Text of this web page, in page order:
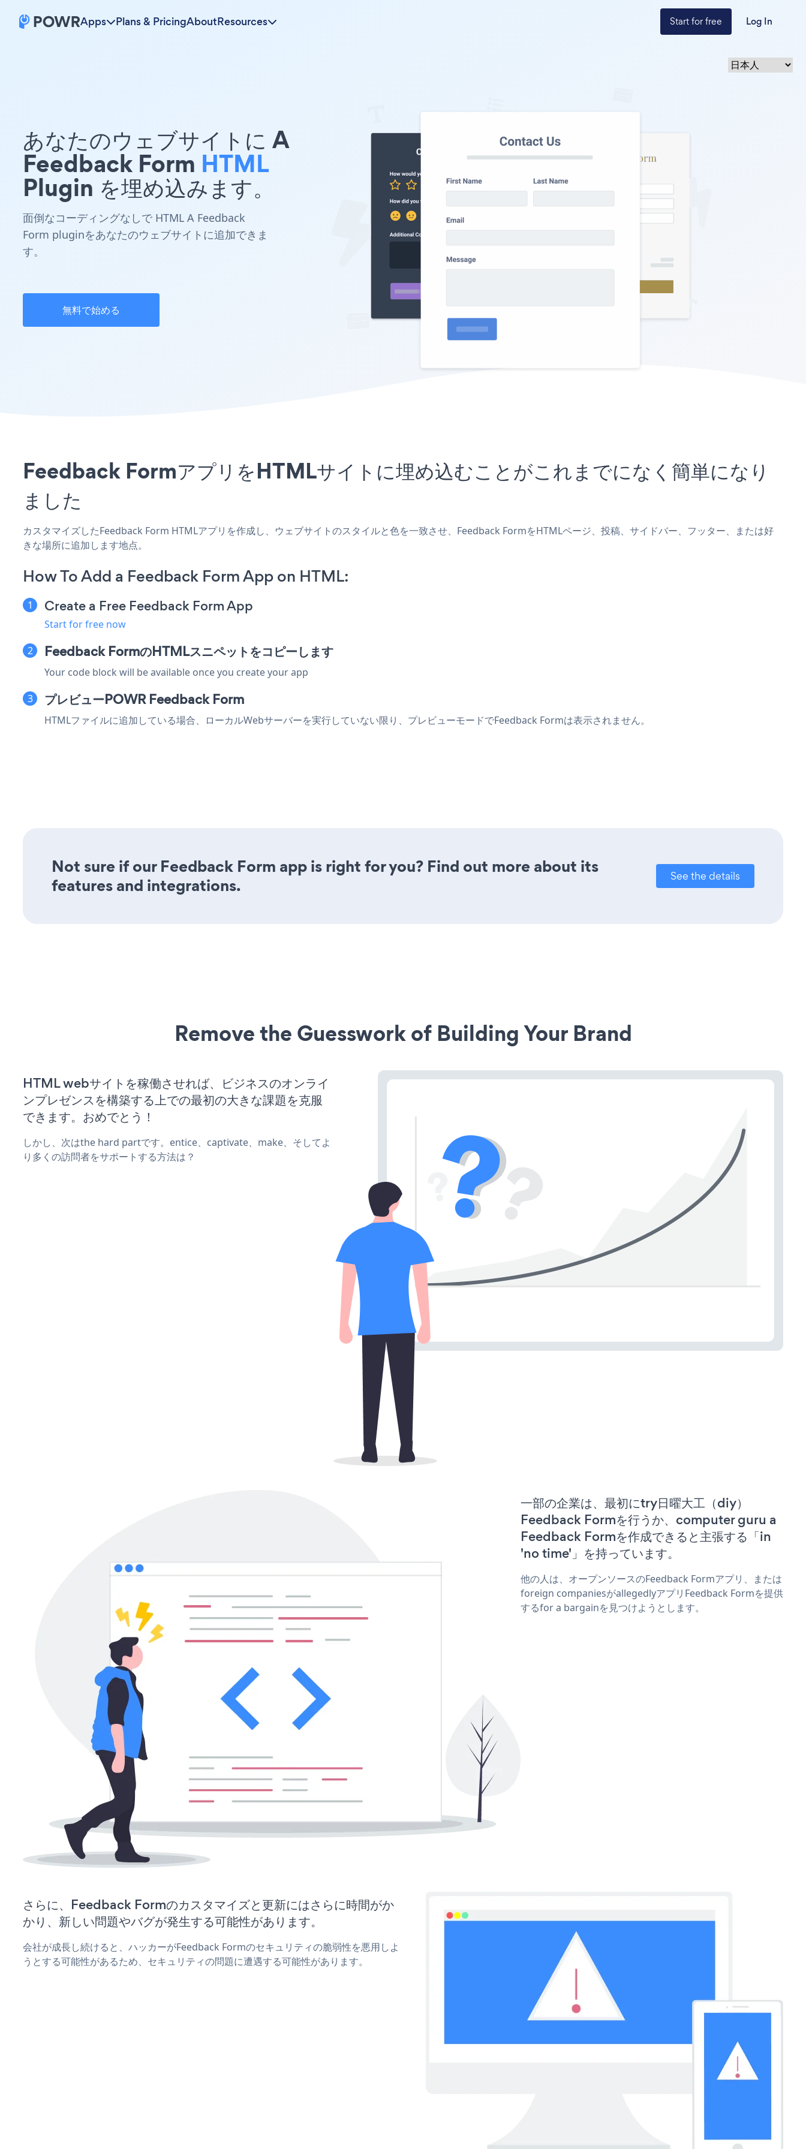
Apps Plans & PricingAboutResources Start for free Log In
あなたのウェブサイトに A
Feedback Form HTML
Plugin を埋め込みます。
面倒なコーディングなしで HTML A Feedback
Form pluginをあなたのウェブサイトに追加できま
す。
無料で始める
Feedback FormアプリをHTMLサイトに埋め込むことがこれまでになく簡単になり
ました
カスタマイズしたFeedback Form HTMLアプリを作成し、ウェブサイトのスタイルと色を一致させ、Feedback FormをHTMLページ、投稿、サイドバー、フッター、または好
きな場所に追加します地点。
How To Add a Feedback Form App on HTML:
Create a Free Feedback Form App
Start for free now
Feedback FormのHTMLスニペットをコピーします
Your code block will be available once you create your app
プレビューPOWR Feedback Form
HTMLファイルに追加している場合、ローカルWebサーバーを実行していない限り、プレビューモードでFeedback Formは表示されません。
Not sure if our Feedback Form app is right for you? Find out more about its
features and integrations.
See the details
Remove the Guesswork of Building Your Brand
HTML webサイトを稼働させれば、ビジネスのオンライ
ンプレゼンスを構築する上での最初の大きな課題を克服
できます。おめでとう！
しかし、次はthe hard partです。entice、captivate、make、そしてよ
り多くの訪問者をサポートする方法は？
一部の企業は、最初にtry日曜大工（diy）
Feedback Formを行うか、computer guru a
Feedback Formを作成できると主張する「in
'no time'」を持っています。
他の人は、オープンソースのFeedback Formアプリ、または
foreign companiesがallegedlyアプリFeedback Formを提供
するfor a bargainを見つけようとします。
さらに、Feedback Formのカスタマイズと更新にはさらに時間がか
かり、新しい問題やバグが発生する可能性があります。
会社が成長し続けると、ハッカーがFeedback Formのセキュリティの脆弱性を悪用しよ
うとする可能性があるため、セキュリティの問題に遭遇する可能性があります。